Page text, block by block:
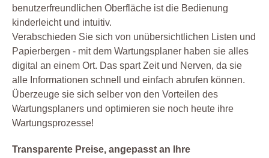
benutzerfreundlichen Oberfläche ist die Bedienung
kinderleicht und intuitiv.
Verabschieden Sie sich von unübersichtlichen Listen und
Papierbergen - mit dem Wartungsplaner haben sie alles
digital an einem Ort. Das spart Zeit und Nerven, da sie
alle Informationen schnell und einfach abrufen können.
Überzeuge sie sich selber von den Vorteilen des
Wartungsplaners und optimieren sie noch heute ihre
Wartungsprozesse!
Transparente Preise, angepasst an Ihre